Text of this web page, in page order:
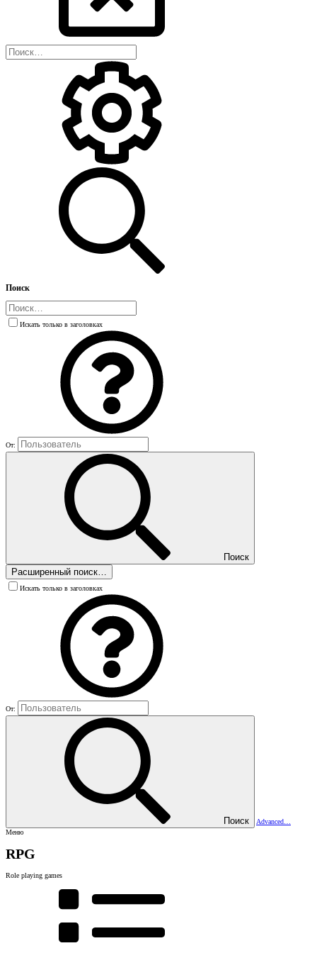
Поиск
Искать только в заголовках
От:
Поиск
Расширенный поиск…
Искать только в заголовках
От:
Поиск
Advanced…
Меню
RPG
Role playing games